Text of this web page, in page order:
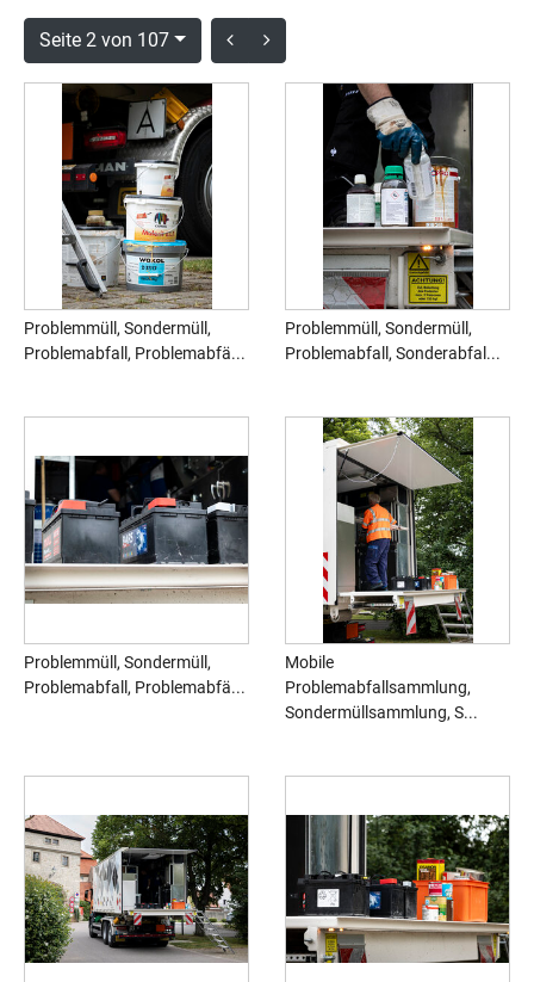
Seite 2 von 107
Problemmüll, Sondermüll,
Problemabfall, Problemabfä...
Problemmüll, Sondermüll,
Problemabfall, Sonderabfal...
Problemmüll, Sondermüll,
Problemabfall, Problemabfä...
Mobile
Problemabfallsammlung,
Sondermüllsammlung, S...